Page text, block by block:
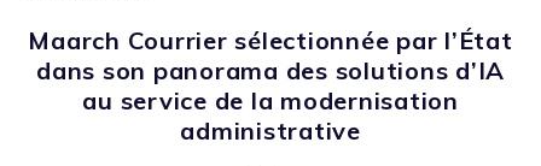
Maarch Courrier sélectionnée par l’État
dans son panorama des solutions d’IA
au service de la modernisation
administrative